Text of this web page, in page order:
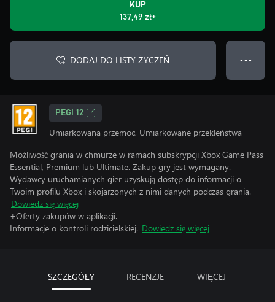
KUP
137,49 zł+
DODAJ DO LISTY ŻYCZEŃ ● ● ●
PEGI 12
Umiarkowana przemoc, Umiarkowane przekleństwa
Możliwość grania w chmurze w ramach subskrypcji Xbox Game Pass
Essential, Premium lub Ultimate. Zakup gry jest wymagany.
Wydawcy uruchamianych gier uzyskują dostęp do informacji o
Twoim profilu Xbox i skojarzonych z nimi danych podczas grania.
Dowiedz się więcej
+Oferty zakupów w aplikacji.
Informacje o kontroli rodzicielskiej. Dowiedz się więcej
SZCZEGÓŁY RECENZJE WIĘCEJ